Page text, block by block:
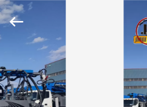
HOGAR
PRODUCTOS
Jiuhe
Heavy
Industry
Machinery
Ltd.